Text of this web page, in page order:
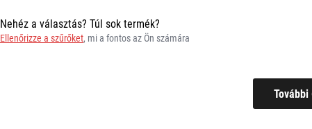
Nehéz a választás? Túl sok termék?
Ellenőrizze a szűrőket, mi a fontos az Ön számára